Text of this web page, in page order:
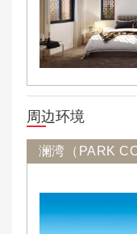
周边环境
澜湾（PARK